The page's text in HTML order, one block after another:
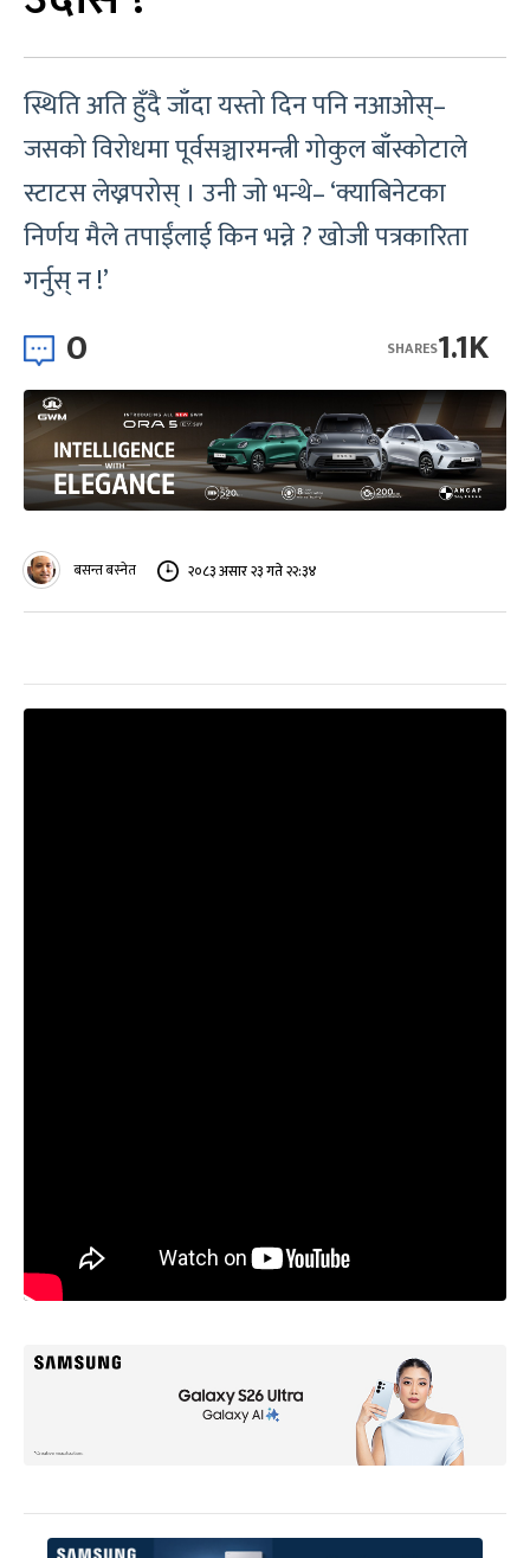
स्थिति अति हुँदै जाँदा यस्तो दिन पनि नआओस्–
जसको विरोधमा पूर्वसञ्चारमन्त्री गोकुल बाँस्कोटाले
स्टाटस लेख्नपरोस् । उनी जो भन्थे– ‘क्याबिनेटका
निर्णय मैले तपाईंलाई किन भन्ने ? खोजी पत्रकारिता
गर्नुस् न !’
0 1.1K
SHARES
बसन्त बस्नेत २०८३ असार २३ गते २२:३४